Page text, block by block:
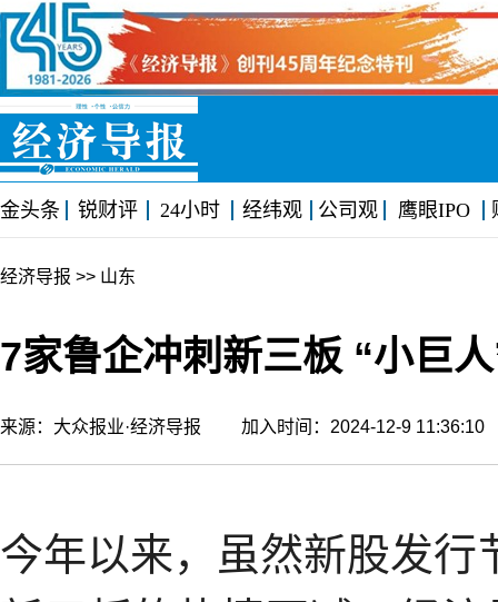
金头条 锐财评 24小时 经纬观 公司观 鹰眼IPO
经济导报 >> 山东
7家鲁企冲刺新三板 “小巨
来源：大众报业·经济导报 加入时间：2024-12-9
今年以来，虽然新股发